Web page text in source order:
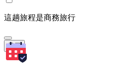
這趟旅程是商務旅行
搜尋